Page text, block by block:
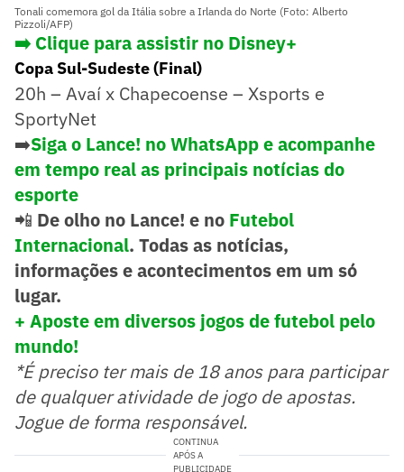
Tonali comemora gol da Itália sobre a Irlanda do Norte (Foto: Alberto
Pizzoli/AFP)
➡️ Clique para assistir no Disney+
Copa Sul-Sudeste (Final)
20h – Avaí x Chapecoense – Xsports e
SportyNet
➡️Siga o Lance! no WhatsApp e acompanhe
em tempo real as principais notícias do
esporte
📲 De olho no Lance! e no Futebol
Internacional. Todas as notícias,
informações e acontecimentos em um só
lugar.
+ Aposte em diversos jogos de futebol pelo
mundo!
*É preciso ter mais de 18 anos para participar
de qualquer atividade de jogo de apostas.
Jogue de forma responsável.
CONTINUA
APÓS A
PUBLICIDADE